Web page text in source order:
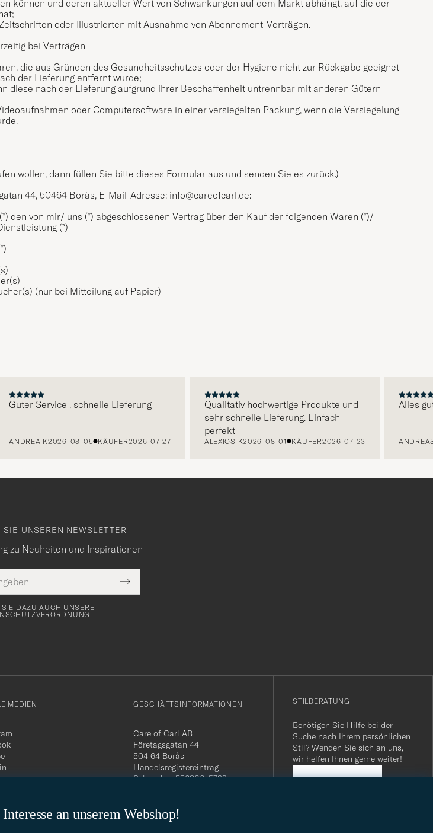
können und deren aktueller Wert von Schwankungen auf dem Markt abhängt, auf die der
oder Illustrierten mit Ausnahme von Abonnement-Verträgen.
bei Verträgen
die aus Gründen des Gesundheitsschutzes oder der Hygiene nicht zur Rückgabe geeignet
der Lieferung entfernt wurde;
diese nach der Lieferung aufgrund ihrer Beschaffenheit untrennbar mit anderen Gütern
oder Computersoftware in einer versiegelten Packung, wenn die Versiegelung
wollen, dann füllen Sie bitte dieses Formular aus und senden Sie es zurück.)
44, 50464 Borås, E-Mail-Adresse: info@careofcarl.de:
den von mir/ uns (*) abgeschlossenen Vertrag über den Kauf der folgenden Waren (*)/
(*)
(nur bei Mitteilung auf Papier)
Guter Service , schnelle Lieferung
ANDREA K2026-08-05 KÄUFER2026-07-27
Qualitativ hochwertige Produkte und
sehr schnelle Lieferung. Einfach
perfekt
ALEXIOS K 2026-08-01 KÄUFER2026-07-23
Alles
ANDREAS
an unserem Webshop!
SIE UNSEREN NEWSLETTER
zu Neuheiten und Inspirationen
Submit
Newsletter
SIE DAZU AUCH UNSERE
MEDIEN GESCHÄFTSINFORMATIONEN
Care of Carl AB
Företagsgatan 44
504 64 Borås
Handelsregistereintrag
Schweden: 556800-5739
USt-IdNr.: SE556800573901
040 / 22 63 88 96
STILBERATUNG
Benötigen Sie Hilfe bei der
Suche nach Ihrem persönlichen
Stil? Wenden Sie sich an uns,
wir helfen Ihnen gerne weiter!
STILBERATUNG